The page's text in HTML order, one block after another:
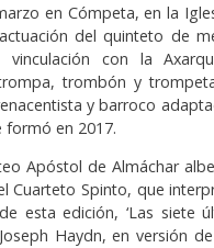
en Cómpeta, en la
del quinteto de
con la
trombón y
y barroco
en 2017.
Apóstol de Almáchar
Cuarteto Spinto, que
esta edición, ‘Las siete
Haydn, en versión